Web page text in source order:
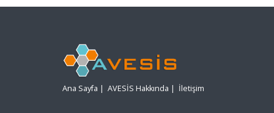
Ana Sayfa | AVESİS Hakkında | İletişim